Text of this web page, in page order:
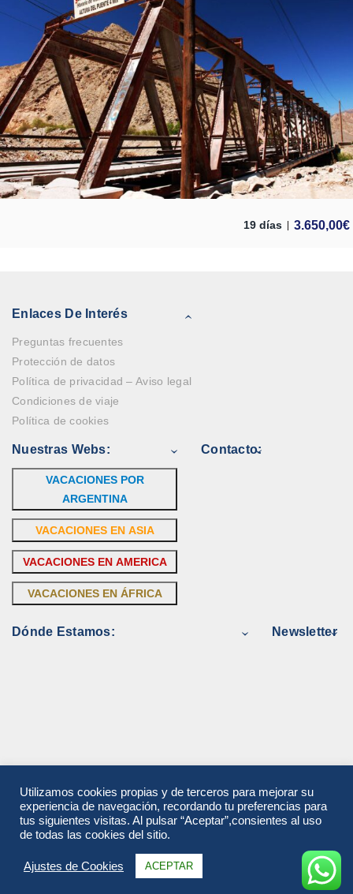
19 días 3.650,00€
Enlaces De Interés
Preguntas frecuentes
Protección de datos
Política de privacidad – Aviso legal
Condiciones de viaje
Política de cookies
Nuestras Webs:
VACACIONES POR
ARGENTINA
VACACIONES EN ASIA
VACACIONES EN AMERICA
VACACIONES EN ÁFRICA
Contacto:
Dónde Estamos: Newsletter
Utilizamos cookies propias y de terceros para mejorar su
experiencia de navegación, recordando tu preferencias para
tus siguientes visitas. Al pulsar “Aceptar”,consientes al uso
de todas las cookies del sitio.
Ajustes de Cookies ACEPTAR